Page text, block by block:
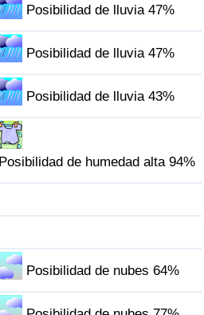
Posibilidad de lluvia 47%
Posibilidad de lluvia 47%
Posibilidad de lluvia 43%
Posibilidad de humedad alta 94%
Posibilidad de nubes 64%